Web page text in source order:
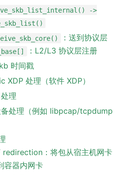
->
：送到协议层
：L2/L3 协议层注册
时间戳
XDP 处理（软件 XDP）
理
处理（例如 libpcap/tcpdump
redirection：将包从宿主机网卡
容器内网卡